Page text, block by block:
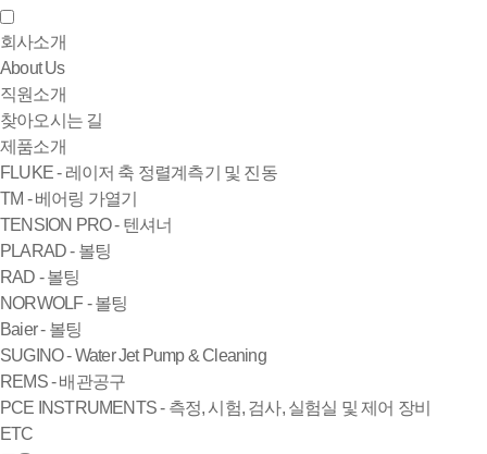
회사소개
About Us
직원소개
찾아오시는 길
제품소개
FLUKE - 레이저 축 정렬계측기 및 진동
TM - 베어링 가열기
TENSION PRO - 텐셔너
PLARAD - 볼팅
RAD - 볼팅
NORWOLF - 볼팅
Baier - 볼팅
SUGINO - Water Jet Pump & Cleaning
REMS - 배관공구
PCE INSTRUMENTS - 측정, 시험, 검사, 실험실 및 제어 장비
ETC